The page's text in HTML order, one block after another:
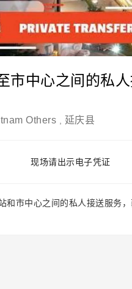
市中心之间的私
Others 延庆县
现场请出示电子凭证
和市中心之间的私人接送服务